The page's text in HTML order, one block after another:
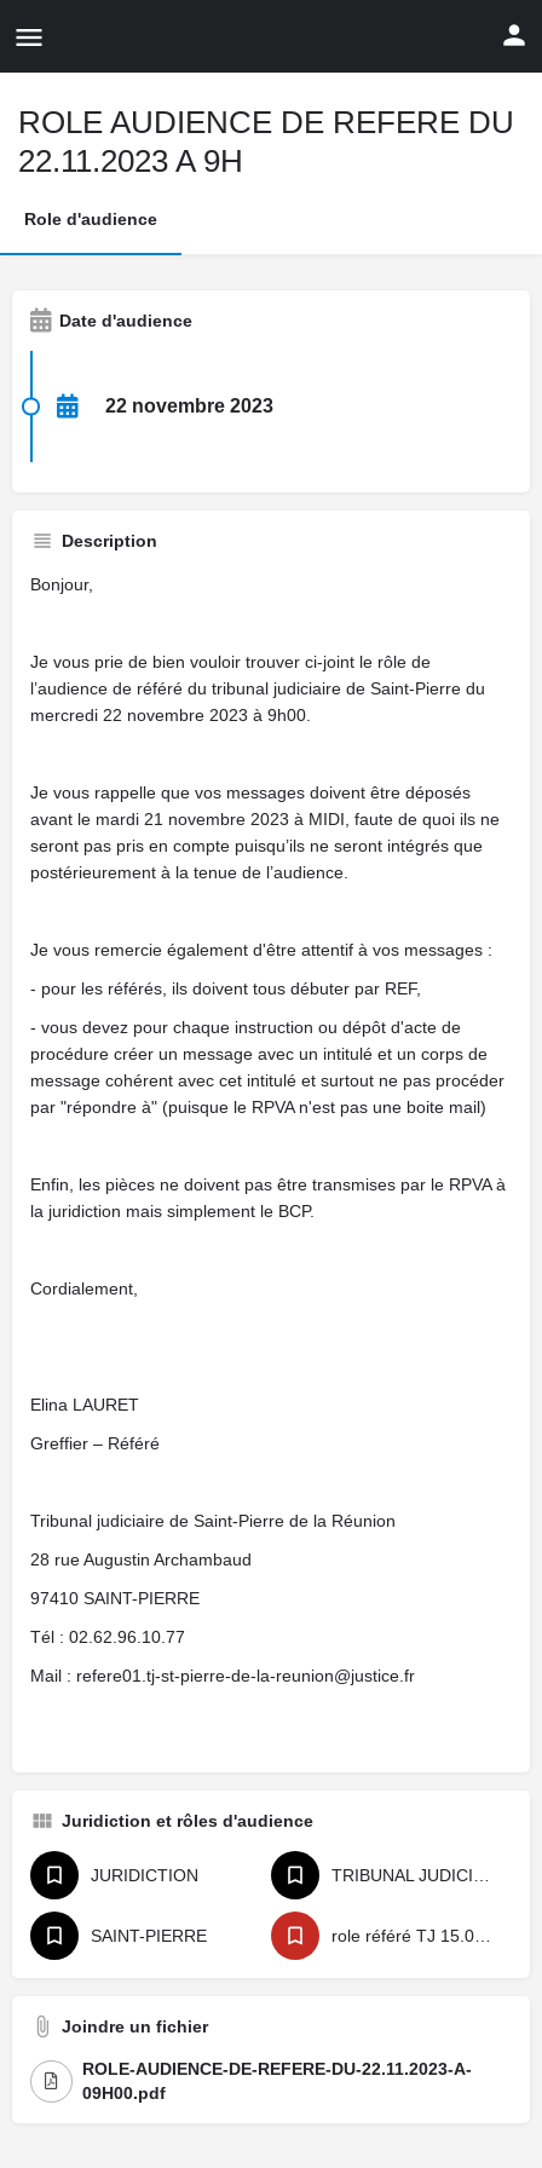
ROLE AUDIENCE DE REFERE DU
22.11.2023 A 9H
Role d'audience
Date d'audience
22 novembre 2023
Description
Bonjour,
Je vous prie de bien vouloir trouver ci-joint le rôle de
l’audience de référé du tribunal judiciaire de Saint-Pierre du
mercredi 22 novembre 2023 à 9h00.
Je vous rappelle que vos messages doivent être déposés
avant le mardi 21 novembre 2023 à MIDI, faute de quoi ils ne
seront pas pris en compte puisqu’ils ne seront intégrés que
postérieurement à la tenue de l’audience.
Je vous remercie également d'être attentif à vos messages :
- pour les référés, ils doivent tous débuter par REF,
- vous devez pour chaque instruction ou dépôt d'acte de
procédure créer un message avec un intitulé et un corps de
message cohérent avec cet intitulé et surtout ne pas procéder
par "répondre à" (puisque le RPVA n'est pas une boite mail)
Enfin, les pièces ne doivent pas être transmises par le RPVA à
la juridiction mais simplement le BCP.
Cordialement,
Elina LAURET
Greffier – Référé
Tribunal judiciaire de Saint-Pierre de la Réunion
28 rue Augustin Archambaud
97410 SAINT-PIERRE
Tél : 02.62.96.10.77
Mail : refere01.tj-st-pierre-de-la-reunion@justice.fr
Juridiction et rôles d'audience
JURIDICTION
SAINT-PIERRE
Joindre un fichier
ROLE-AUDIENCE-DE-REFERE-DU-22.11.2023-A-
09H00.pdf